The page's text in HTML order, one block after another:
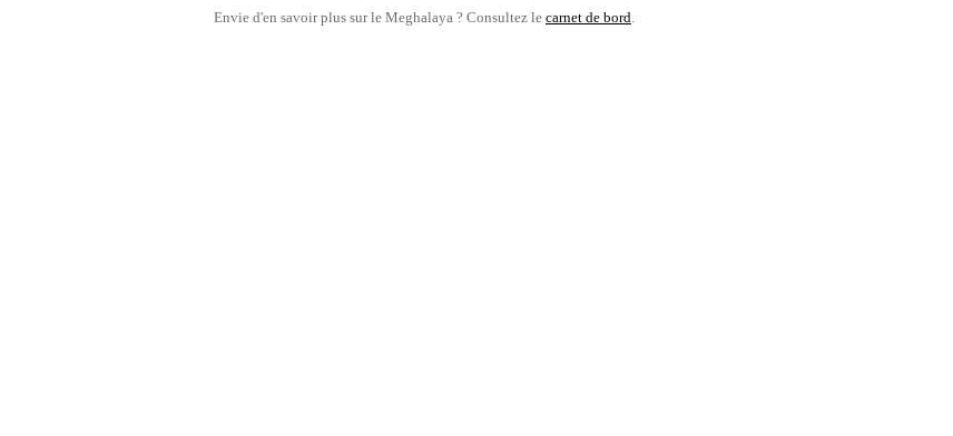
Envie d'en savoir plus sur le Meghalaya ? Consultez le carnet de bord.